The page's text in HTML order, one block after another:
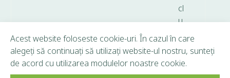
cl
u
T
V
A.
Acest website foloseste cookie-uri. În cazul în care
alegeți să continuați să utilizați website-ul nostru, sunteți
de acord cu utilizarea modulelor noastre cookie.